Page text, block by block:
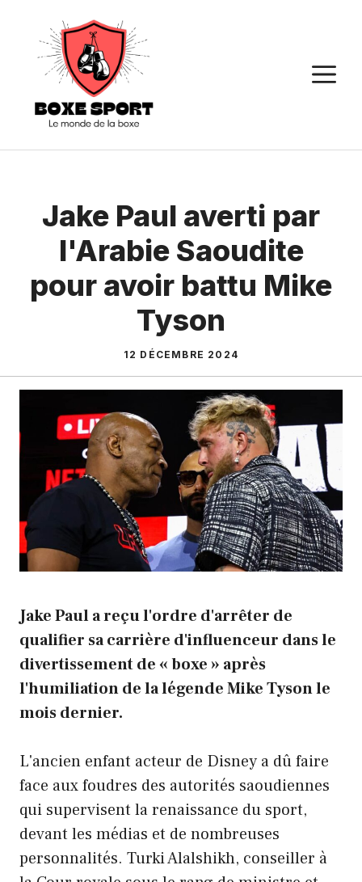
contenu
Jake Paul averti par
l'Arabie Saoudite
pour avoir battu Mike
Tyson
12 DÉCEMBRE 2024
Jake Paul a reçu l'ordre d'arrêter de
qualifier sa carrière d'influenceur dans le
divertissement de « boxe » après
l'humiliation de la légende Mike Tyson le
mois dernier.
L'ancien enfant acteur de Disney a dû faire
face aux foudres des autorités saoudiennes
qui supervisent la renaissance du sport,
devant les médias et de nombreuses
personnalités. Turki Alalshikh, conseiller à